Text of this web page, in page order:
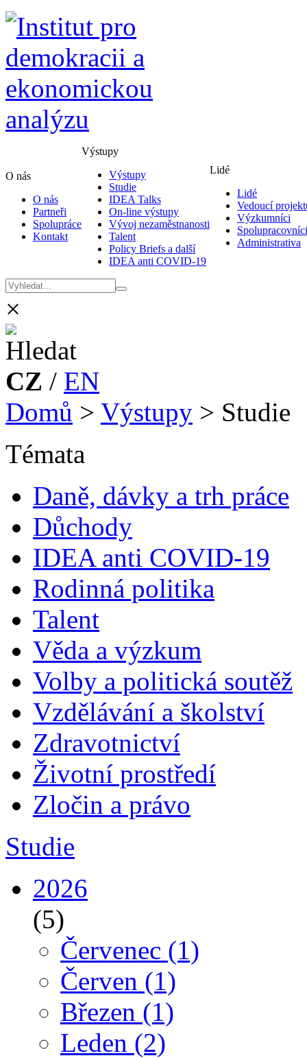
O nás
O nás
Partneři
Spolupráce
Kontakt
Výstupy
Výstupy
Studie
IDEA Talks
On-line výstupy
Vývoj nezaměstnanosti
Talent
Policy Briefs a další
IDEA anti COVID-19
Lidé
Lidé
Vedoucí
Výzkumníci
Spolupracovníci
Administrativa
×
CZ / EN
Domů > Výstupy > Studie
Témata
Daně, dávky a trh práce
Důchody
IDEA anti COVID-19
Rodinná politika
Talent
Věda a výzkum
Volby a politická soutěž
Vzdělávání a školství
Zdravotnictví
Životní prostředí
Zločin a právo
Studie
2026
(5)
Červenec (1)
Červen (1)
Březen (1)
Leden (2)